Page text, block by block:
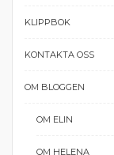
KLIPPBOK
KONTAKTA OSS
OM BLOGGEN
OM ELIN
OM HELENA